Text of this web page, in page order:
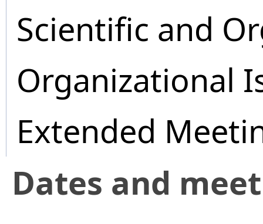
Scientific and
Organizational
Extended
Dates and